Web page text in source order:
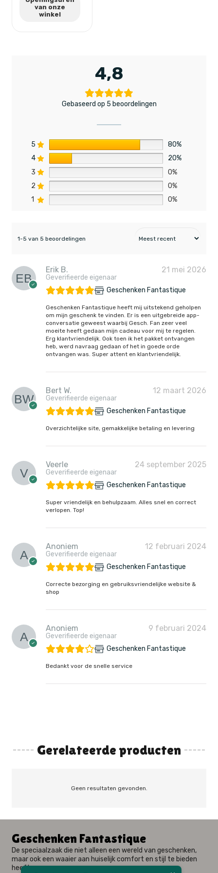
van onze
winkel
4,8
Gebaseerd op 5 beoordelingen
5
80%
4
20%
3
0%
2
0%
1
0%
1-5 van 5 beoordelingen
Erik B.
Geverifieerde eigenaar
21 mei 2026
Geschenken Fantastique
Geschenken Fantastique heeft mij uitstekend geholpen
om mijn geschenk te vinden. Er is een uitgebreide app-
conversatie geweest waarbij Gesch. Fan zeer veel
moeite heeft gedaan mijn cadeau voor mij te regelen.
Erg klantvriendelijk. Ook toen ik het pakket ontvangen
heb, werd navraag gedaan of het in goede orde
ontvangen was. Super attent en klantvriendelijk.
Bert W.
Geverifieerde eigenaar
12 maart 2026
Geschenken Fantastique
Overzichtelijke site, gemakkelijke betaling en levering
Veerle
Geverifieerde eigenaar
24 september 2025
Geschenken Fantastique
Super vriendelijk en behulpzaam. Alles snel en correct
verlopen. Top!
Anoniem
Geverifieerde eigenaar
12 februari 2024
Geschenken Fantastique
Correcte bezorging en gebruiksvriendelijke website &
shop
Anoniem
Geverifieerde eigenaar
9 februari 2024
Geschenken Fantastique
Bedankt voor de snelle service
Gerelateerde producten
Geen resultaten gevonden.
Geschenken Fantastique
De speciaalzaak die niet alleen een wereld van geschenken,
maar ook een waaier aan huiselijk comfort en stijl te bieden
heeft.